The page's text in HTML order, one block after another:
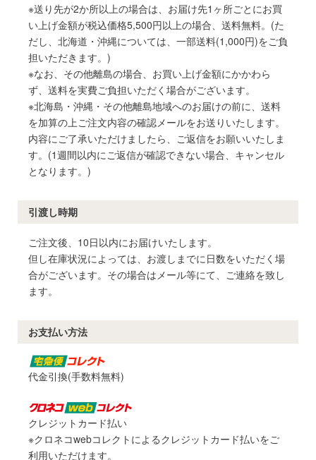
※送り先が2か所以上の場合は、お届け先1ヶ所ごとにお買
い上げ金額が税込価格5,500円以上の場合、送料無料。(た
だし、北海道・沖縄については、一部送料(1,000円)をご負
担いただきます。)
※なお、その他離島の場合、お買い上げ金額にかかわら
ず、送料を実費ご負担いただく場合がございます。
※北海島・沖縄・その他離島地域へのお届けの前に、送料
を加算の上ご注文内容の確認メールをお送りいたします。
内容にご了承いただけましたら、ご返信をお願いいたしま
す。(1週間以内にご返信が確認できない場合、キャンセル
となります。)
引渡し時期
ご注文後、10日以内にお届けいたします。
但し在庫状況によっては、お渡しまでに日数をいただく場
合がございます。その場合はメール等にて、ご連絡を致し
ます。
お支払い方法
代金引換(手数料無料)
クレジットカード払い
※クロネコwebコレクトによるクレジットカード払いをご
利用いただけます。